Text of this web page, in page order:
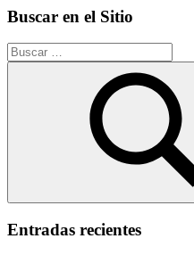
Buscar en el Sitio
Buscar:
Buscar
Entradas recientes